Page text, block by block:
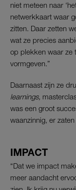
niet meteen naar
netwerkkaart waar
zitten. Daar zetten
wat ze precies
op plekken waar ze
vormgeven.”
Daarnaast zijn ze
learnings,
was een groot
waanzinnig, er
IMPACT
“Dat we impact
meer aandacht